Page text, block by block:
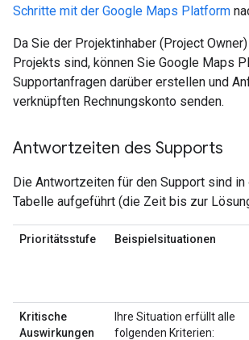
Schritte mit der Google Maps Platform
Da Sie der Projektinhaber (Project
Projekts sind, können Sie Google Maps
Supportanfragen darüber erstellen und
verknüpften Rechnungskonto senden.
Antwortzeiten des Supports
Die Antwortzeiten für den Support sind
Tabelle aufgeführt (die Zeit bis zur
Prioritätsstufe Beispielsituationen
Kritische
Auswirkungen
Ihre Situation erfüllt alle
folgenden Kriterien: